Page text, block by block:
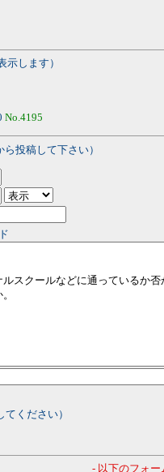
します）
No.4195
投稿して下さい）
てください）
- 以下のフォ